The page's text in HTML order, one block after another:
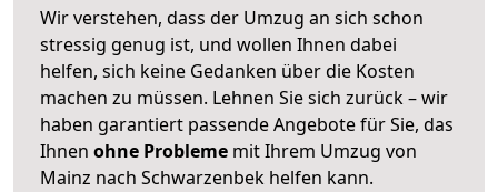
Wir verstehen, dass der Umzug an sich schon
stressig genug ist, und wollen Ihnen dabei
helfen, sich keine Gedanken über die Kosten
machen zu müssen. Lehnen Sie sich zurück – wir
haben garantiert passende Angebote für Sie, das
Ihnen ohne Probleme mit Ihrem Umzug von
Mainz nach Schwarzenbek helfen kann.